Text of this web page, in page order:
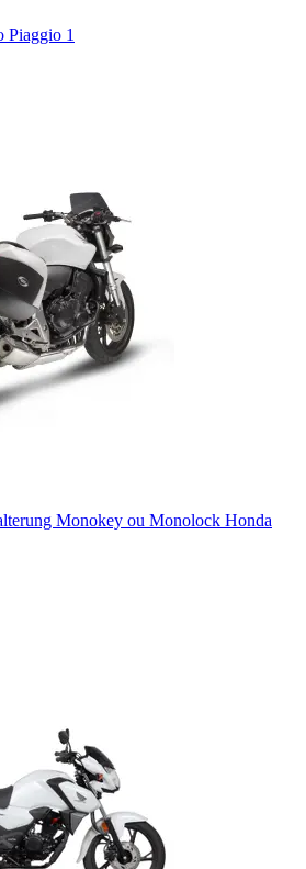
Piaggio 1
Monokey ou Monolock Honda